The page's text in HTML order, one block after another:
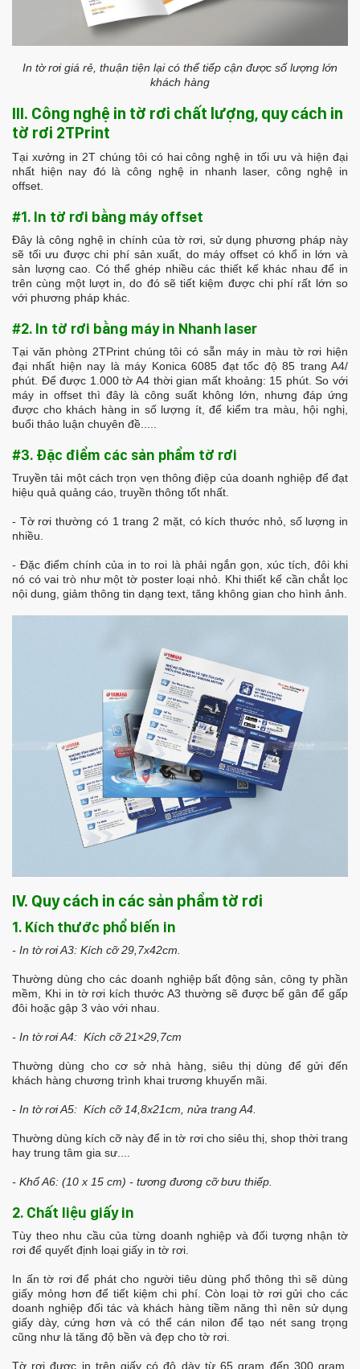
In tờ rơi giá rẻ, thuận tiện lại có thể tiếp cận được số lượng lớn
khách hàng
III. Công nghệ in tờ rơi chất lượng, quy cách in
tờ rơi 2TPrint
Tại xưởng in 2T chúng tôi có hai công nghệ in tối ưu và hiện đại
nhất hiện nay đó là công nghệ in nhanh laser, công nghệ in
offset.
#1. In tờ rơi bằng máy offset
Đây là công nghệ in chính của tờ rơi, sử dụng phương pháp này
sẽ tối ưu được chi phí sản xuất, do máy offset có khổ in lớn và
sản lượng cao. Có thể ghép nhiều các thiết kế khác nhau để in
trên cùng một lượt in, do đó sẽ tiết kiệm được chi phí rất lớn so
với phương pháp khác.
#2. In tờ rơi bằng máy in Nhanh laser
Tại văn phòng 2TPrint chúng tôi có sẵn máy in màu tờ rơi hiện
đại nhất hiện nay là máy Konica 6085 đạt tốc độ 85 trang A4/
phút. Để được 1.000 tờ A4 thời gian mất khoảng: 15 phút. So với
máy in offset thì đây là công suất không lớn, nhưng đáp ứng
được cho khách hàng in số lượng ít, để kiểm tra màu, hội nghị,
buổi thảo luận chuyên đề.....
#3. Đặc điểm các sản phẩm tờ rơi
Truyền tải một cách trọn vẹn thông điệp của doanh nghiệp để đạt
hiệu quả quảng cáo, truyền thông tốt nhất.
- Tờ rơi thường có 1 trang 2 mặt, có kích thước nhỏ, số lượng in
nhiều.
- Đặc điểm chính của in to roi là phải ngắn gọn, xúc tích, đôi khi
nó có vai trò như một tờ poster loại nhỏ. Khi thiết kế cần chắt lọc
nội dung, giảm thông tin dạng text, tăng không gian cho hình ảnh.
IV. Quy cách in các sản phẩm tờ rơi
1. Kích thước phổ biến in
- In tờ rơi A3: Kích cỡ 29,7x42cm.
Thường dùng cho các doanh nghiệp bất động sản, công ty phần
mềm, Khi in tờ rơi kích thước A3 thường sẽ được bế gân để gấp
đôi hoặc gập 3 vào với nhau.
- In tờ rơi A4: Kích cỡ 21×29,7cm
Thường dùng cho cơ sở nhà hàng, siêu thị dùng để gửi đến
khách hàng chương trình khai trương khuyến mãi.
- In tờ rơi A5: Kích cỡ 14,8x21cm, nửa trang A4.
Thường dùng kích cỡ này để in tờ rơi cho siêu thị, shop thời trang
hay trung tâm gia sư....
- Khổ A6: (10 x 15 cm) - tương đương cỡ bưu thiếp.
2. Chất liệu giấy in
Tùy theo nhu cầu của từng doanh nghiệp và đối tượng nhận tờ
rơi để quyết định loại giấy in tờ rơi.
In ấn tờ rơi để phát cho người tiêu dùng phổ thông thì sẽ dùng
giấy mỏng hơn để tiết kiệm chi phí. Còn loại tờ rơi gửi cho các
doanh nghiệp đối tác và khách hàng tiềm năng thì nên sử dụng
giấy dày, cứng hơn và có thể cán nilon để tạo nét sang trọng
cũng như là tăng độ bền và đẹp cho tờ rơi.
Tờ rơi được in trên giấy có độ dày từ 65 gram đến 300 gram.